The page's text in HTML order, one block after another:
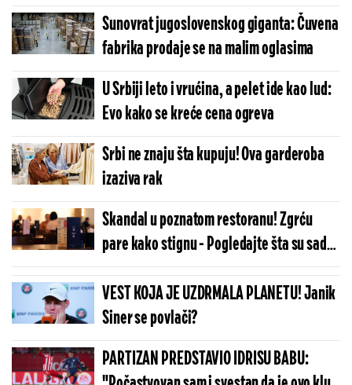
Sunovrat jugoslovenskog giganta: Čuvena
fabrika prodaje se na malim oglasima
U Srbiji leto i vrućina, a pelet ide kao lud:
Evo kako se kreće cena ogreva
Srbi ne znaju šta kupuju! Ova garderoba
izaziva rak
Skandal u poznatom restoranu! Zgrću
pare kako stignu - Pogledajte šta su sada
ljudima uvalili
VEST KOJA JE UZDRMALA PLANETU! Janik
Siner se povlači?
PARTIZAN PREDSTAVIO IDRISU BABU: